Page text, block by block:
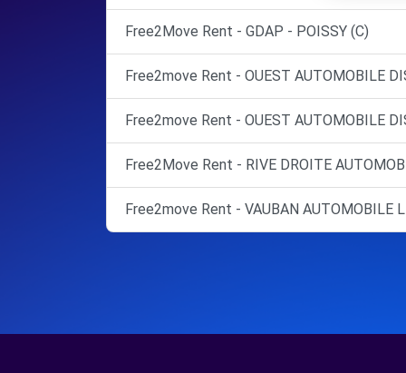
Free2Move Rent - GDAP - POISSY (C)
Free2move Rent - OUEST AUTOMOBILE
Free2move Rent - OUEST AUTOMOBILE
Free2Move Rent - RIVE DROITE
Free2move Rent - VAUBAN AUTOMOBILE